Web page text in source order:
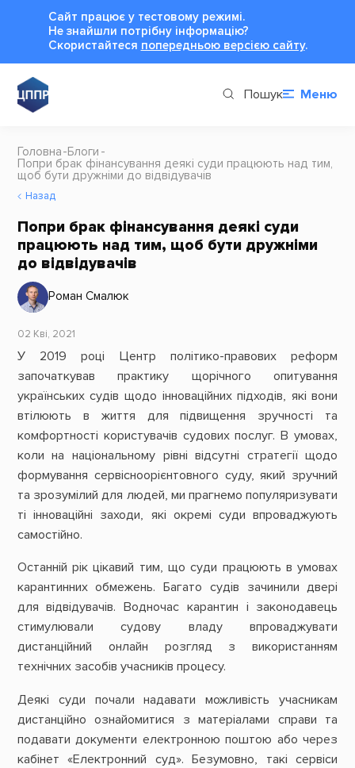
Сайт працює у тестовому режимі.
Не знайшли потрібну інформацію?
Cкористайтеся попередньою версією сайту.
Пошук Меню
Головна Блоги
Попри брак фінансування деякі суди працюють над тим,
щоб бути дружніми до відвідувачів
Назад
Попри брак фінансування деякі суди
працюють над тим, щоб бути дружніми
до відвідувачів
Роман Смалюк
02 Кві, 2021
У 2019 році Центр політико-правових реформ
започаткував практику щорічного опитування
українських судів щодо інноваційних підходів, які вони
втілюють в життя для підвищення зручності та
комфортності користувачів судових послуг. В умовах,
коли на національному рівні відсутні стратегії щодо
формування сервісноорієнтовного суду, який зручний
та зрозумілий для людей, ми прагнемо популяризувати
ті інноваційні заходи, які окремі суди впроваджують
самостійно.
Останній рік цікавий тим, що суди працюють в умовах
карантинних обмежень. Багато судів зачинили двері
для відвідувачів. Водночас карантин і законодавець
стимулювали судову владу впроваджувати
дистанційний онлайн розгляд з використанням
технічних засобів учасників процесу.
Деякі суди почали надавати можливість учасникам
дистанційно ознайомитися з матеріалами справи та
подавати документи електронною поштою або через
кабінет «Електронний суд». Безумовно, такі сервіси